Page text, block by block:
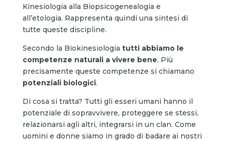
Kinesiologia alla Biopsicogenealogia e
all’etologia. Rappresenta quindi una sintesi di
tutte queste discipline.
Secondo la Biokinesiologia tutti abbiamo le
competenze naturali a vivere bene. Più
precisamente queste competenze si chiamano
potenziali biologici.
Di cosa si tratta? Tutti gli esseri umani hanno il
potenziale di sopravvivere, proteggere se stessi,
relazionarsi agli altri, integrarsi in un clan. Come
uomini e donne siamo in grado di badare ai nostri